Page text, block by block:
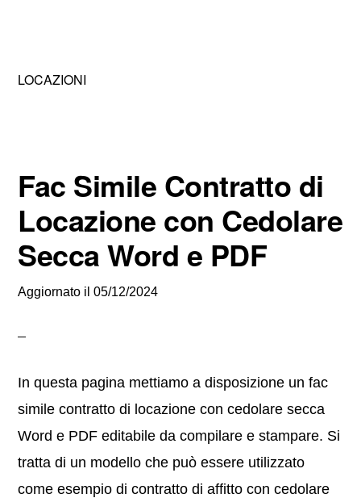
LOCAZIONI
Fac Simile Contratto di
Locazione con Cedolare
Secca Word e PDF
Aggiornato il05/12/2024
In questa pagina mettiamo a disposizione un fac
simile contratto di locazione con cedolare secca
Word e PDF editabile da compilare e stampare. Si
tratta di un modello che può essere utilizzato
come esempio di contratto di affitto con cedolare